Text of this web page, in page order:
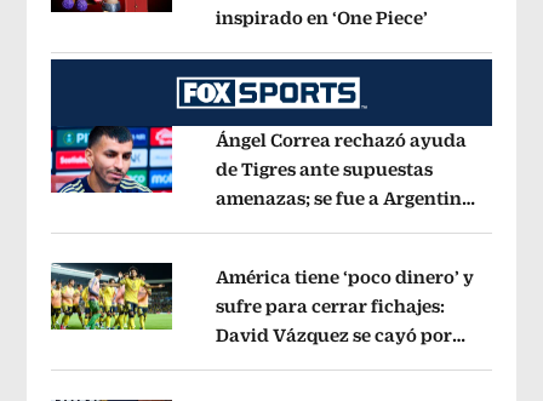
Opens in new windowinspirado en ‘One Piece’
Opens in new window
Ángel Correa rechazó ayuda
de Tigres ante supuestas
amenazas; se fue a Argentina
Opens in new window
América tiene ‘poco dinero’ y
sufre para cerrar fichajes:
David Vázquez se cayó por